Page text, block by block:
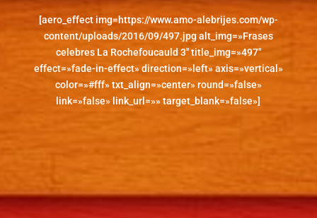
[aero_effect img=https://www.amo-alebrijes.com/wp-
content/uploads/2016/09/497.jpg alt_img=»Frases
celebres La Rochefoucauld 3″ title_img=»497″
effect=»fade-in-effect» direction=»left» axis=»vertical»
color=»#fff» txt_align=»center» round=»false»
link=»false» link_url=»» target_blank=»false»]